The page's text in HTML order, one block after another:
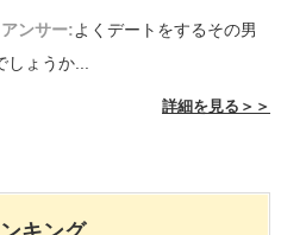
ンサー:よくデートをするその男
しょうか...
詳細を見る＞＞